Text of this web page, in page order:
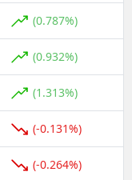
(0.787%)
(0.932%)
(1.313%)
(-0.131%)
(-0.264%)